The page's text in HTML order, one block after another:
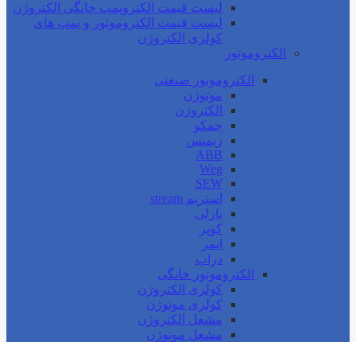
لیست قیمت الکتروپمپ خانگی الکتروژن
لیست قیمت الکتروموتور و پمپ های
کولری الکتروژن
الکتروموتور
الکتروموتور صنعتی
موتوژن
الکتروژن
جمکو
زیمنس
ABB
Weg
SEW
استریم stream
بارلی
کوپر
ایمر
دراپ
الکتروموتور خانگی
کولری الکتروژن
کولری موتوژن
مشعل الکتروژن
مشعل موتوژن